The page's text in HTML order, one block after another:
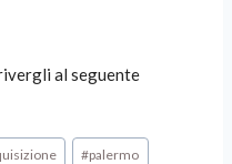
al seguente
#palermo